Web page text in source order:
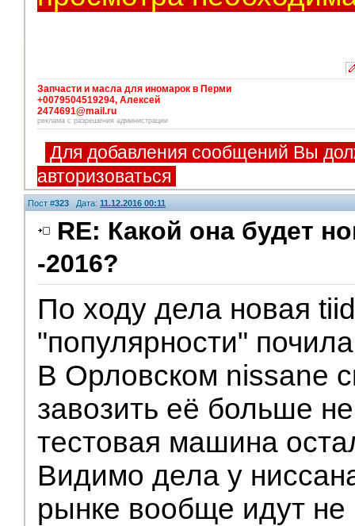
Запчасти и масла для иномарок в Перми
+0079504519294, Алексей
2474691@mail.ru
реклама с разрешения администрации
Для добавления сообщений Вы
авторизоваться
Пост #323 Дата: 11.12.2016 00:11
RE: Какой она будет
-2016?
По ходу дела новая
"популярности"
В Орловском nissanе
завозить её больше
тестовая машина
Видимо дела у
рынке вообще идут не